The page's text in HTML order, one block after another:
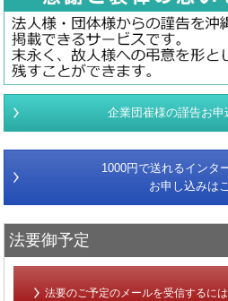
企業団崔様の謹告お申
1000円で送れるインタ
お申し込みは
法要御予定
法要のご予定のメールを受信するに